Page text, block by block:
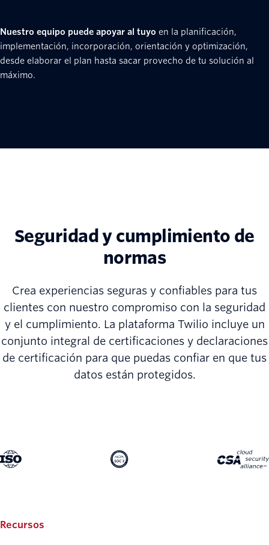
Nuestro equipo puede apoyar al tuyo en la planificación,
implementación, incorporación, orientación y optimización,
desde elaborar el plan hasta sacar provecho de tu solución al
máximo.
Seguridad y cumplimiento de
normas
Crea experiencias seguras y confiables para tus
clientes con nuestro compromiso con la seguridad
y el cumplimiento. La plataforma Twilio incluye un
conjunto integral de certificaciones y declaraciones
de certificación para que puedas confiar en que tus
datos están protegidos.
Recursos